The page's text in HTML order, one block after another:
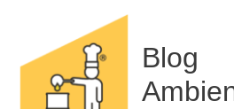
conteúdo
Blog